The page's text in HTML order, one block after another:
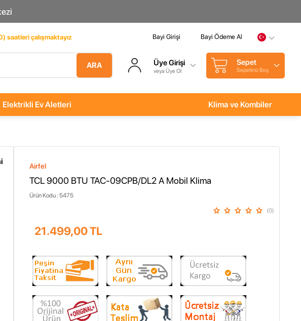
çalışmaktayız Bayi Ödeme Al
Bayi Girişi
ARA Üye Girişi
veya Üye Ol
Sepet
Sepetiniz Boş
Elektrikli Ev Aletleri Klima ve Kombiler
Airfel
TCL 9000 BTU TAC-09CPB/DL2 A Mobil Klima
(0)
Ürün Kodu : 5475
21.499,00TL